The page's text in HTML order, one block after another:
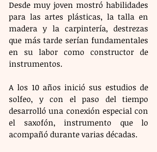
Desde muy joven mostró habilidades
para las artes plásticas, la talla en
madera y la carpintería, destrezas
que más tarde serían fundamentales
en su labor como constructor de
instrumentos.
A los 10 años inició sus estudios de
solfeo, y con el paso del tiempo
desarrolló una conexión especial con
el saxofón, instrumento que lo
acompañó durante varias décadas.